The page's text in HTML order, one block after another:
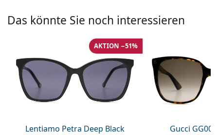
Das könnte Sie noch interessieren
Lentiamo Petra Deep Black
AKTION −51%
Gucci